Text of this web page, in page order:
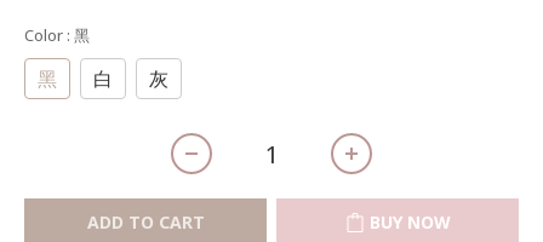
Color : 黑
黑 白 灰
ADD TO CART BUY NOW